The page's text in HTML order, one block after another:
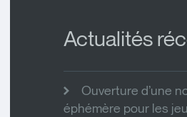
Actualités
Ouverture d’une
éphémère pour les